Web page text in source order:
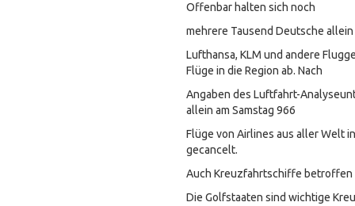
Offenbar halten sich noch
mehrere Tausend Deutsche allein
Lufthansa, KLM und andere
Flüge in die Region ab. Nach
Angaben des Luftfahrt-
allein am Samstag 966
Flüge von Airlines aus aller Welt
gecancelt.
Auch Kreuzfahrtschiffe betroffen
Die Golfstaaten sind wichtige